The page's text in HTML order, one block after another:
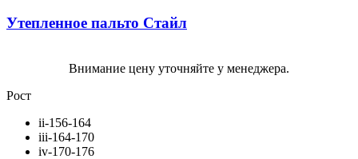
Утепленное пальто Стайл
Внимание цену уточняйте у менеджера.
Рост
ii-156-164
iii-164-170
iv-170-176